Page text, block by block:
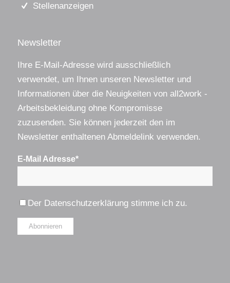
Stellenanzeigen
Newsletter
Ihre E-Mail-Adresse wird ausschließlich
verwendet, um Ihnen unseren Newsletter und
Informationen über die Neuigkeiten von all2work -
Arbeitsbekleidung ohne Kompromisse
zuzusenden. Sie können jederzeit den im
Newsletter enthaltenen Abmeldelink verwenden.
E-Mail Adresse*
Der Datenschutzerklärungstimme ich zu.